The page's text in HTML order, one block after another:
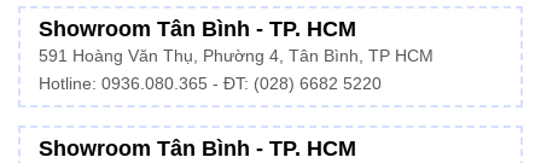
Showroom Tân Bình - TP. HCM
591 Hoàng Văn Thụ, Phường 4, Tân Bình, TP HCM
Hotline: 0936.080.365 - ĐT: (028) 6682 5220
Showroom Tân Bình - TP. HCM